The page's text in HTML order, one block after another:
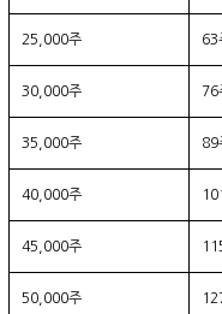
25,000주 63
30,000주 76
35,000주 89
40,000주
45,000주
50,000주